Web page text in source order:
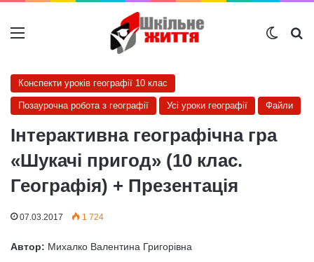
Меню
Конспекти уроків географії 10 клас
Позаурочна робота з географії Усі уроки географії Файли
Інтерактивна географічна гра
«Шукачі пригод» (10 клас.
Географія) + Презентація
07.03.2017 1 724
Автор: Михалко Валентина Григорівна